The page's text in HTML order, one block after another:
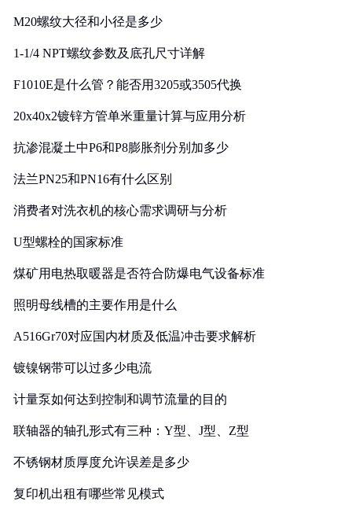
M20螺纹大径和小径是多少
1-1/4 NPT螺纹参数及底孔尺寸详解
F1010E是什么管？能否用3205或3505代换
20x40x2镀锌方管单米重量计算与应用分析
抗渗混凝土中P6和P8膨胀剂分别加多少
法兰PN25和PN16有什么区别
消费者对洗衣机的核心需求调研与分析
U型螺栓的国家标准
煤矿用电热取暖器是否符合防爆电气设备标准
照明母线槽的主要作用是什么
A516Gr70对应国内材质及低温冲击要求解析
镀镍钢带可以过多少电流
计量泵如何达到控制和调节流量的目的
联轴器的轴孔形式有三种：Y型、J型、Z型
不锈钢材质厚度允许误差是多少
复印机出租有哪些常见模式